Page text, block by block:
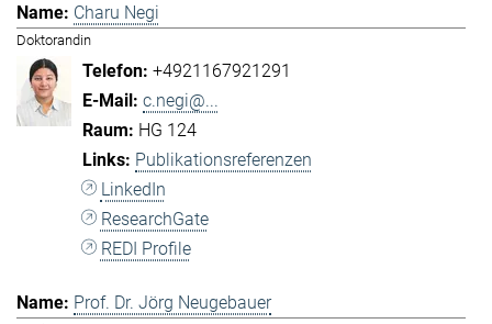
Charu Negi
Doktorandin
+4921167921291
c.negi@...
HG 124
Publikationsreferenzen
LinkedIn
ResearchGate
REDI Profile
Prof. Dr. Jörg Neugebauer